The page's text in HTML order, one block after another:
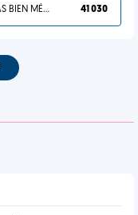
TU L'AS BIEN MÉRITÉ 41 030